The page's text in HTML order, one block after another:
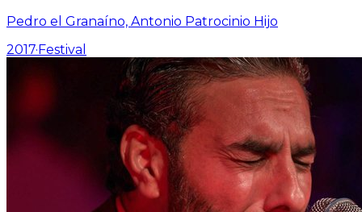
Pedro el Granaíno, Antonio Patrocinio Hijo
2017· Festival